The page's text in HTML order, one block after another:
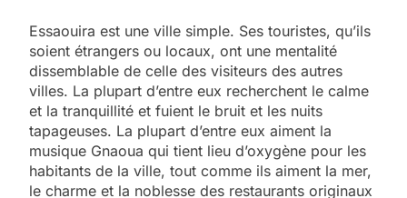
Essaouira est une ville simple. Ses touristes, qu’ils
soient étrangers ou locaux, ont une mentalité
dissemblable de celle des visiteurs des autres
villes. La plupart d’entre eux recherchent le calme
et la tranquillité et fuient le bruit et les nuits
tapageuses. La plupart d’entre eux aiment la
musique Gnaoua qui tient lieu d’oxygène pour les
habitants de la ville, tout comme ils aiment la mer,
le charme et la noblesse des restaurants originaux